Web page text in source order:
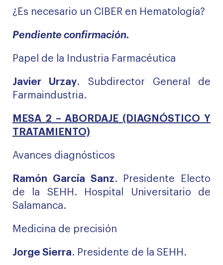
¿Es necesario un CIBER en Hematología?
Pendiente confirmación.
Papel de la Industria Farmacéutica
Javier Urzay. Subdirector General de
Farmaindustria.
MESA 2 – ABORDAJE (DIAGNÓSTICO Y
TRATAMIENTO)
Avances diagnósticos
Ramón García Sanz. Presidente Electo
de la SEHH. Hospital Universitario de
Salamanca.
Medicina de precisión
Jorge Sierra. Presidente de la SEHH.